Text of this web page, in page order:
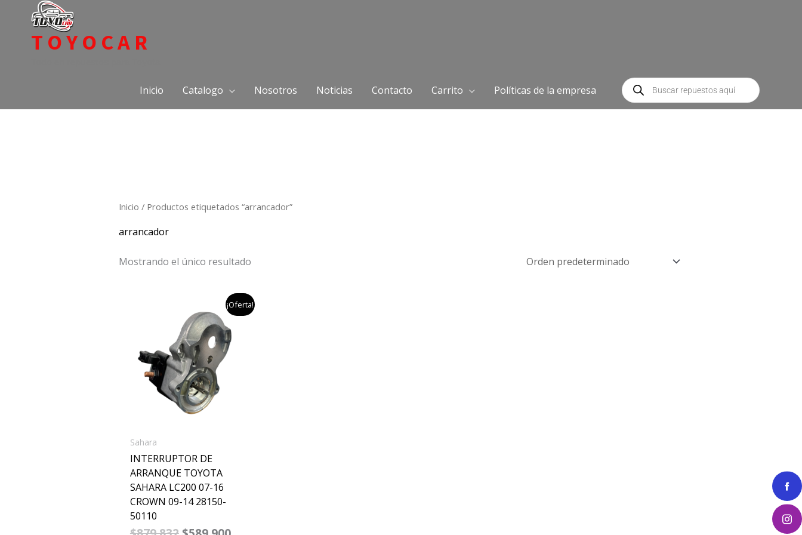
contenidoTOYOCAR
Inicio Catalogo Nosotros Noticias Contacto Carrito Políticas de la empresa
Búsqueda
de
productos
Inicio / Productos etiquetados “arrancador”
arrancador
Mostrando el único resultado
¡Oferta!
Sahara
INTERRUPTOR DE
ARRANQUE TOYOTA
SAHARA LC200 07-16
CROWN 09-14 28150-
50110
precio
original
era:
$879,832.
el
precio
actual
es:
$589,900.